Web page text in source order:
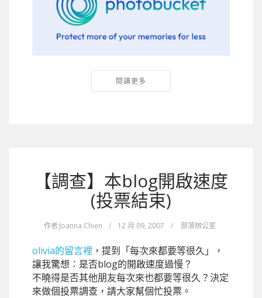
閱讀更多
【調查】本blog開啟速度
(投票結束)
作者 Joanna Chien / 12 月 09, 2007 / 部落辦公室
olivia的留言裡 ，提到「每次來都要等很久」，
讓我驚想︰是否blog的開啟速度過慢？
不曉得是否其他朋友每次來也都要等很久？決定
來做個投票調查，請大家幫個忙投票。